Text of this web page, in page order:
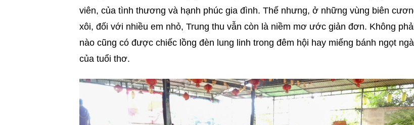
viên, của tình thương và hạnh phúc gia đình. Thế nhưng, ở những vùng biên
xôi, đối với nhiều em nhỏ, Trung thu vẫn còn là niềm mơ ước giản đơn. Không
nào cũng có được chiếc lồng đèn lung linh trong đêm hội hay miếng bánh ngọt
của tuổi thơ.